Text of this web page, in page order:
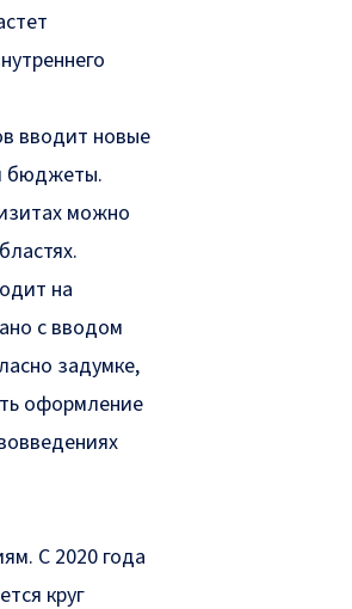
вводит новые
бюджеты.
можно
на
с вводом
задумке,
оформление
С 2020 года
круг